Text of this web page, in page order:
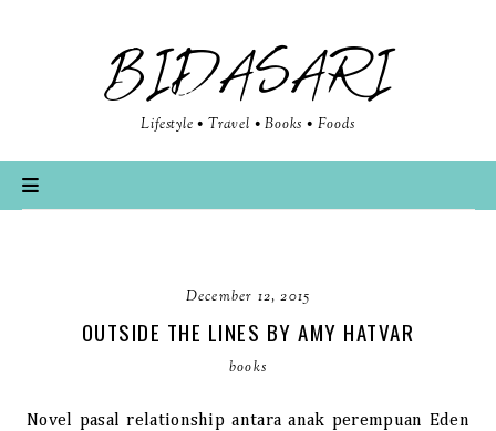
BIDASARI
Lifestyle • Travel • Books • Foods
December 12, 2015
OUTSIDE THE LINES BY AMY HATVAR
books
Novel pasal relationship antara anak perempuan Eden